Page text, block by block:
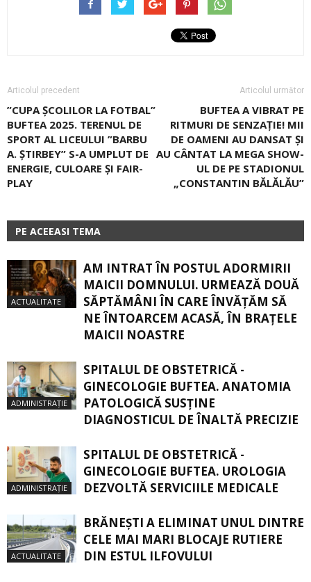
Articolul precedent
”CUPA ȘCOLILOR LA FOTBAL”
BUFTEA 2025. TERENUL DE
SPORT AL LICEULUI ”BARBU
A. ŞTIRBEY” S-A UMPLUT DE
ENERGIE, CULOARE ŞI FAIR-
PLAY
Articolul următor
BUFTEA A VIBRAT PE
RITMURI DE SENZAȚIE! MII
DE OAMENI AU DANSAT ŞI
AU CÂNTAT LA MEGA SHOW-
UL DE PE STADIONUL
„CONSTANTIN BĂLĂLĂU”
PE ACEEASI TEMA
ACTUALITATE
AM INTRAT ÎN POSTUL ADORMIRII
MAICII DOMNULUI. URMEAZĂ DOUĂ
SĂPTĂMÂNI ÎN CARE ÎNVĂŢĂM SĂ
NE ÎNTOARCEM ACASĂ, ÎN BRAŢELE
MAICII NOASTRE
ADMINISTRAȚIE
SPITALUL DE OBSTETRICĂ -
GINECOLOGIE BUFTEA. ANATOMIA
PATOLOGICĂ SUSŢINE
DIAGNOSTICUL DE ÎNALTĂ PRECIZIE
ADMINISTRAȚIE
SPITALUL DE OBSTETRICĂ -
GINECOLOGIE BUFTEA. UROLOGIA
DEZVOLTĂ SERVICIILE MEDICALE
ACTUALITATE
BRĂNEȘTI A ELIMINAT UNUL DINTRE
CELE MAI MARI BLOCAJE RUTIERE
DIN ESTUL ILFOVULUI